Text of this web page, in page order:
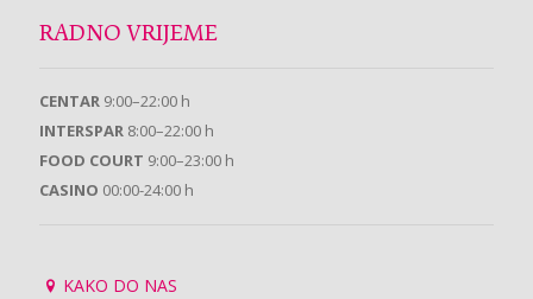
RADNO VRIJEME
CENTAR 9:00–22:00 h
INTERSPAR 8:00–22:00 h
FOOD COURT 9:00–23:00 h
CASINO 00:00-24:00 h
KAKO DO NAS